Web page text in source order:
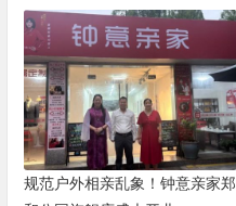
规范户外相亲乱象！钟意亲家郑